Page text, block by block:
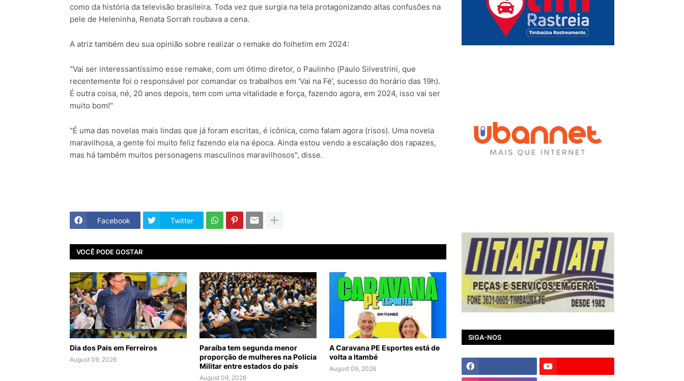
como da história da televisão brasileira. Toda vez que surgia na tela protagonizando altas confusões na
pele de Heleninha, Renata Sorrah roubava a cena.
A atriz também deu sua opinião sobre realizar o remake do folhetim em 2024:
"Vai ser interessantíssimo esse remake, com um ótimo diretor, o Paulinho (Paulo Silvestrini, que
recentemente foi o responsável por comandar os trabalhos em 'Vai na Fé', sucesso do horário das 19h).
É outra coisa, né, 20 anos depois, tem com uma vitalidade e força, fazendo agora, em 2024, isso vai ser
muito bom!"
"É uma das novelas mais lindas que já foram escritas, é icônica, como falam agora (risos). Uma novela
maravilhosa, a gente foi muito feliz fazendo ela na época. Ainda estou vendo a escalação dos rapazes,
mas há também muitos personagens masculinos maravilhosos", disse.
Facebook Twitter
VOCÊ PODE GOSTAR
Dia dos Pais em Ferreiros
August 09, 2026
Paraíba tem segunda menor
proporção de mulheres na Polícia
Militar entre estados do país
August 09, 2026
A Caravana PE Esportes está de
volta a Itambé
August 09, 2026
SIGA-NOS